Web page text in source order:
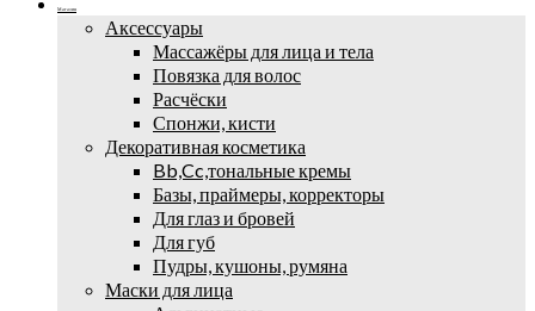
Магазин
Аксессуары
Массажёры для лица и тела
Повязка для волос
Расчёски
Спонжи, кисти
Декоративная косметика
Bb,Cc,тональные кремы
Базы, праймеры, корректоры
Для глаз и бровей
Для губ
Пудры, кушоны, румяна
Маски для лица